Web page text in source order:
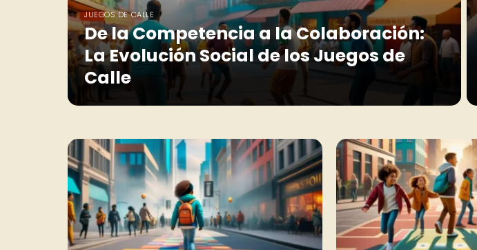
JUEGOS DE CALLE
De la Competencia a la Colaboración:
La Evolución Social de los Juegos de
Calle